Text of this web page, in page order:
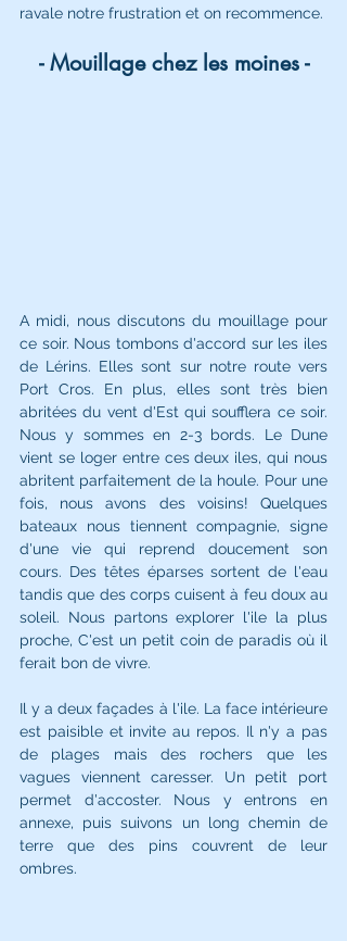
ravale notre frustration et on recommence.
- Mouillage chez les moines -
A midi, nous discutons du mouillage pour
ce soir. Nous tombons d'accord sur les iles
de Lérins. Elles sont sur notre route vers
Port Cros. En plus, elles sont très bien
abritées du vent d'Est qui soufflera ce soir.
Nous y sommes en 2-3 bords. Le Dune
vient se loger entre ces deux iles, qui nous
abritent parfaitement de la houle. Pour une
fois, nous avons des voisins! Quelques
bateaux nous tiennent compagnie, signe
d'une vie qui reprend doucement son
cours. Des têtes éparses sortent de l'eau
tandis que des corps cuisent à feu doux au
soleil. Nous partons explorer l'ile la plus
proche, C'est un petit coin de paradis où il
ferait bon de vivre.
Il y a deux façades à l'ile. La face intérieure
est paisible et invite au repos. Il n'y a pas
de plages mais des rochers que les
vagues viennent caresser. Un petit port
permet d'accoster. Nous y entrons en
annexe, puis suivons un long chemin de
terre que des pins couvrent de leur
ombres.